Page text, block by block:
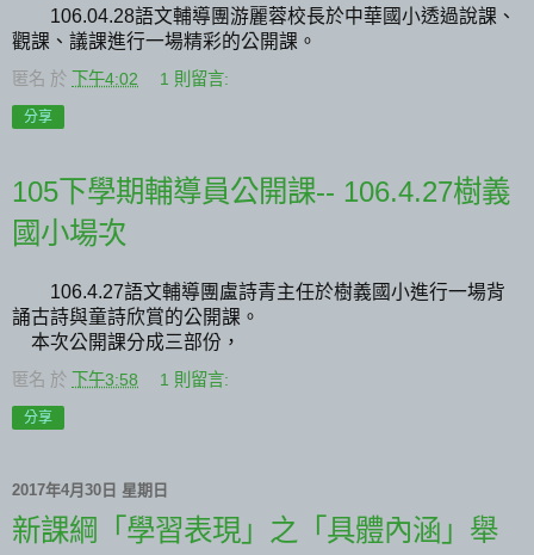
106.04.28語文輔導團游麗蓉校長於中華國小透過說課、
觀課、議課進行一場精彩的公開課。
匿名 於 下午4:02 1 則留言:
分享
105下學期輔導員公開課-- 106.4.27樹義
國小場次
106.4.27語文輔導團盧詩青主任於樹義國小進行一場背
誦古詩與童詩欣賞的公開課。
本次公開課分成三部份，
匿名 於 下午3:58 1 則留言:
分享
2017年4月30日 星期日
新課綱「學習表現」之「具體內涵」舉